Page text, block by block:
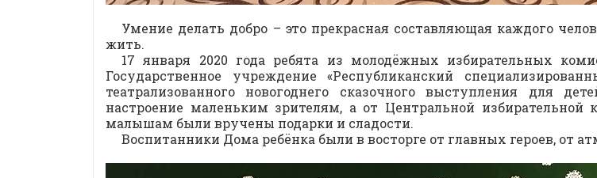
Умение делать добро – это прекрасная составляющая каждого
жить.
17 января 2020 года ребята из молодёжных избирательных
Государственное учреждение «Республиканский
театрализованного новогоднего сказочного выступления для
настроение маленьким зрителям, а от Центральной
малышам были вручены подарки и сладости.
Воспитанники Дома ребёнка были в восторге от главных героев, от